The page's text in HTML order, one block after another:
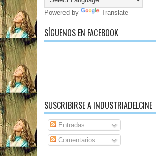
Powered by Translate
SÍGUENOS EN FACEBOOK
SUSCRIBIRSE A INDUSTRIADELCINE
Entradas
Comentarios